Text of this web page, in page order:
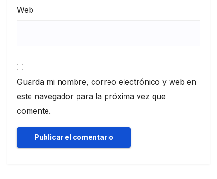
Web
Guarda mi nombre, correo electrónico y web en
este navegador para la próxima vez que
comente.